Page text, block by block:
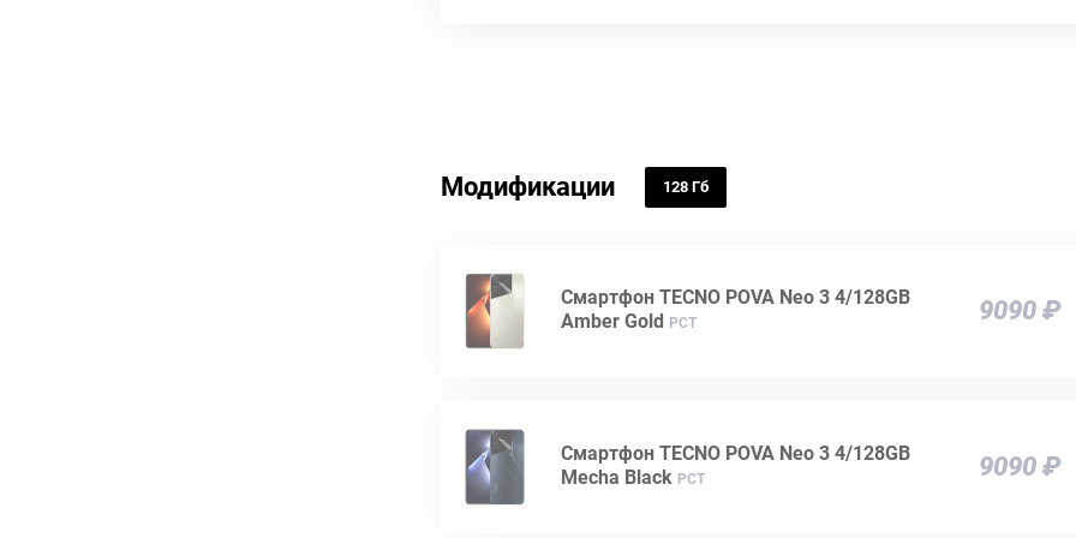
Модификации 128 Гб
Смартфон TECNO POVA Neo 3 4/128GB
Amber Gold
РСТ 9090 ₽
Смартфон TECNO POVA Neo 3 4/128GB
Mecha Black РСТ 9090 ₽